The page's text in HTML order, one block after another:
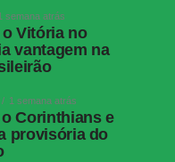
semana atrás
Vitória no
vantagem na
1 semana atrás
Corinthians e
provisória do